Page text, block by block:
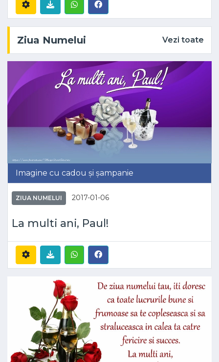
Ziua Numelui Vezi toate
Imagine cu cadou și șampanie
ZIUA NUMELUI 2017-01-06
La multi ani, Paul!